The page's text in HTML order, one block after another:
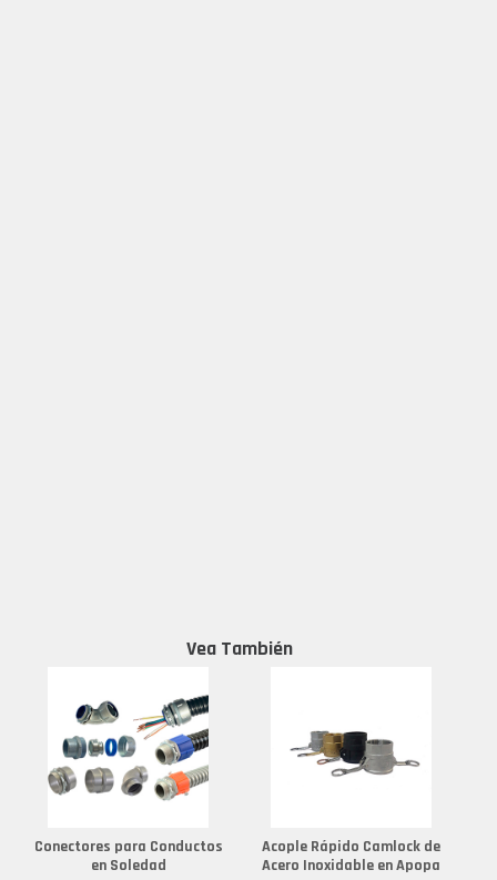
Vea También
Conectores para Conductos
en Soledad
Acople Rápido Camlock de
Acero Inoxidable en Apopa